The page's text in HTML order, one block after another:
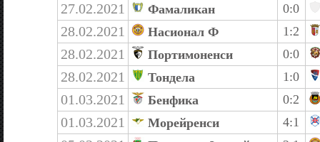
27.02.2021 Фамаликан 0:0
28.02.2021 Насионал Ф 1:2
28.02.2021 Портимоненси 0:0
28.02.2021 Тондела 1:0
01.03.2021 Бенфика 0:2
01.03.2021 Морейренси 4:1